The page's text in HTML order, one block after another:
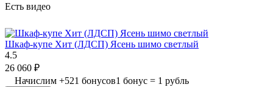
Есть видео
Шкаф-купе Хит (ЛДСП) Ясень шимо светлый
4.5
26 060 ₽
Начислим +521 бонусов1 бонус = 1 рубль